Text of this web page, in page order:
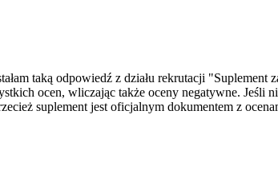
taką odpowiedź z działu rekrutacji
ocen, wliczając także oceny negatywne. Jeśli
suplement jest oficjalnym dokumentem z